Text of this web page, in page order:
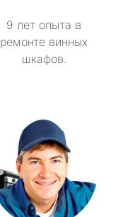
9 лет опыта в
ремонте винных
шкафов.